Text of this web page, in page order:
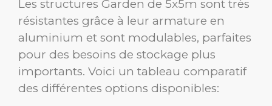
Les structures Garden de 5x5m sont très
résistantes grâce à leur armature en
aluminium et sont modulables, parfaites
pour des besoins de stockage plus
importants. Voici un tableau comparatif
des différentes options disponibles: